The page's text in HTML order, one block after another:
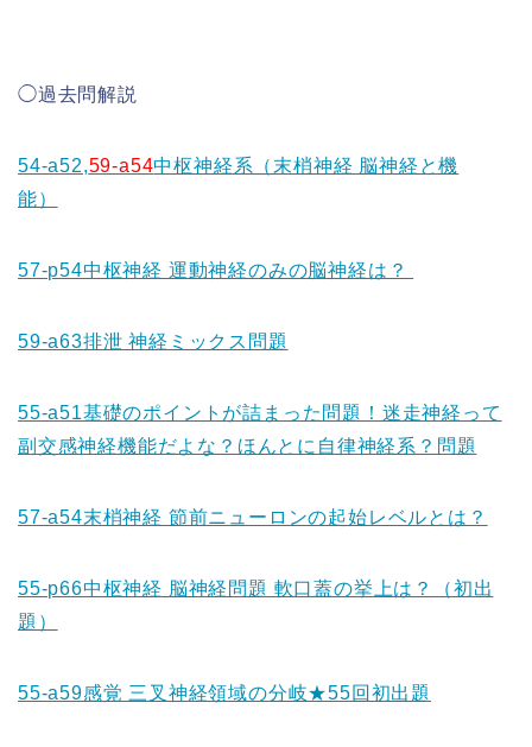
◯過去問解説
54-a52,59-a54中枢神経系（末梢神経 脳神経と機
能）
57-p54中枢神経 運動神経のみの脳神経は？
59-a63排泄 神経ミックス問題
55-a51基礎のポイントが詰まった問題！迷走神経って
副交感神経機能だよな？ほんとに自律神経系？問題
57-a54末梢神経 節前ニューロンの起始レベルとは？
55-p66中枢神経 脳神経問題 軟口蓋の挙上は？（初出
題）
55-a59感覚 三叉神経領域の分岐★55回初出題